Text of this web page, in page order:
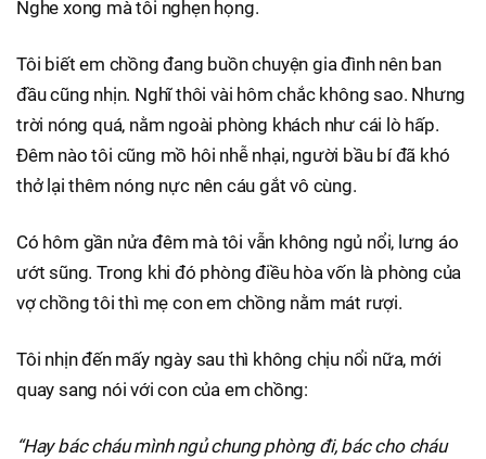
Nghe xong mà tôi nghẹn họng.
Tôi biết em chồng đang buồn chuyện gia đình nên ban
đầu cũng nhịn. Nghĩ thôi vài hôm chắc không sao. Nhưng
trời nóng quá, nằm ngoài phòng khách như cái lò hấp.
Đêm nào tôi cũng mồ hôi nhễ nhại, người bầu bí đã khó
thở lại thêm nóng nực nên cáu gắt vô cùng.
Có hôm gần nửa đêm mà tôi vẫn không ngủ nổi, lưng áo
ướt sũng. Trong khi đó phòng điều hòa vốn là phòng của
vợ chồng tôi thì mẹ con em chồng nằm mát rượi.
Tôi nhịn đến mấy ngày sau thì không chịu nổi nữa, mới
quay sang nói với con của em chồng:
“Hay bác cháu mình ngủ chung phòng đi, bác cho cháu